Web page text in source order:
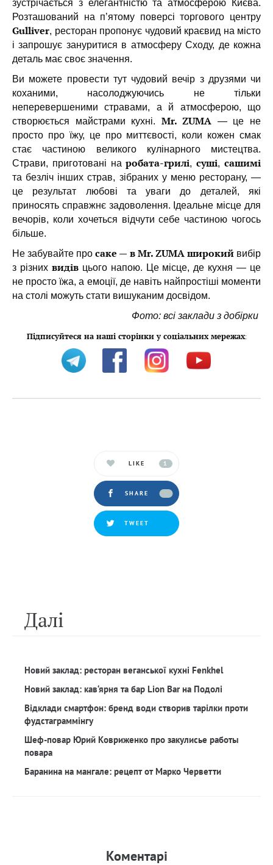
зустрічається з елегантністю та атмосферою Києва.
Розташований на п’ятому поверсі торгового центру
Gulliver, ресторан пропонує чудовий краєвид на місто
і запрошує зануритися в атмосферу Сходу, де кожна
деталь має своє значення.
Ви можете провести тут чудовий вечір з друзями чи
коханими, насолоджуючись не тільки
неперевершеними стравами, а й атмосферою, що
створюється майстрами кухні. Mr. ZUMA — це не
просто про їжу, це про миттєвості, коли кожен смак
стає частиною великого кулінарного мистецтва.
Страви, приготовані наробата-грилі,суші,сашимі
та безліч інших страв, зібраних у меню ресторану, —
це результат любові та уваги до деталей, які
приносять справжнє задоволення. Ідеальне місце для
вечорів, коли хочеться відчути себе частиною чогось
більше.
Не забувайте просаке — в Mr. ZUMA широкий вибір
з різних видівцього напою. Це місце, де кухня — це
не просто їжа, а емоції, де навіть найпростіші моменти
на столі можуть стати вишуканим досвідом.
Фото: всі заклади з добірки
Підписуйтеся на наші сторінки у соціальних мережах:
LIKE 1
SHARE
TWEET
Далi
Новий заклад: ресторан веганської кухні Fenkhel
Новий заклад: кав‘ярня та бар Lion Bar на Подолі
Відклади смартфон: бренд води створив тарілки проти
фудстаграммінгу
Шеф-повар Юрий Ковриженко про закулисье работы
повара
Баранина на мангале: рецепт от Марко Черветти
Коментарi